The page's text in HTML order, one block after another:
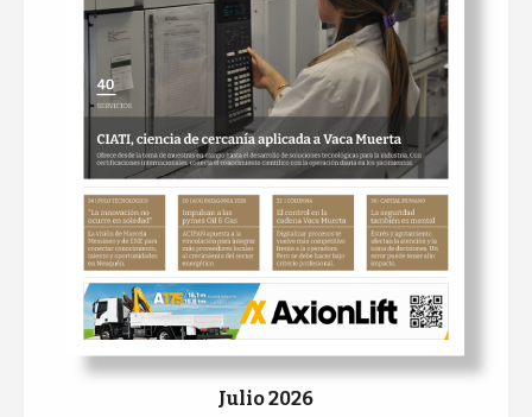
Julio 2026